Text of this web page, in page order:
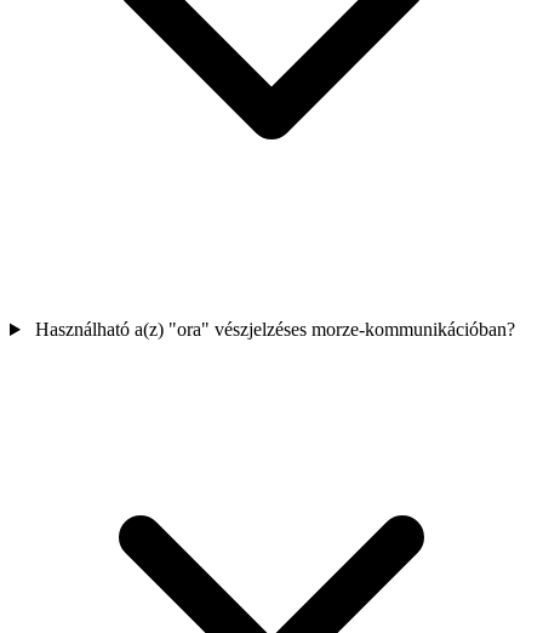
Használható a(z) "ora" vészjelzéses morze-kommunikációban?